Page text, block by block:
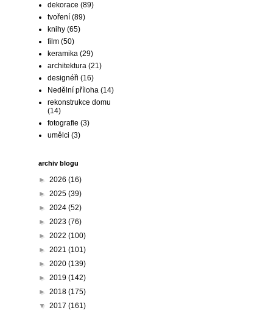
dekorace (89)
tvoření (89)
knihy (65)
film (50)
keramika (29)
architektura (21)
designéři (16)
Nedělní příloha (14)
rekonstrukce domu
(14)
fotografie (3)
umělci (3)
archiv blogu
► 2026 (16)
► 2025 (39)
► 2024 (52)
► 2023 (76)
► 2022 (100)
► 2021 (101)
► 2020 (139)
► 2019 (142)
► 2018 (175)
▼ 2017 (161)